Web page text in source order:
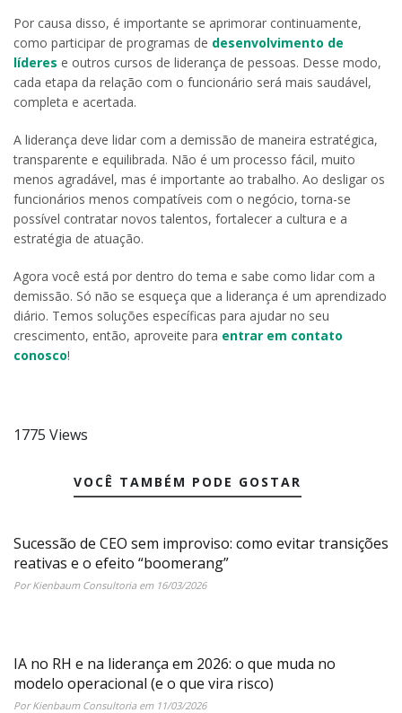
Por causa disso, é importante se aprimorar continuamente,
como participar de programas de desenvolvimento de
líderes e outros cursos de liderança de pessoas. Desse modo,
cada etapa da relação com o funcionário será mais saudável,
completa e acertada.
A liderança deve lidar com a demissão de maneira estratégica,
transparente e equilibrada. Não é um processo fácil, muito
menos agradável, mas é importante ao trabalho. Ao desligar os
funcionários menos compatíveis com o negócio, torna-se
possível contratar novos talentos, fortalecer a cultura e a
estratégia de atuação.
Agora você está por dentro do tema e sabe como lidar com a
demissão. Só não se esqueça que a liderança é um aprendizado
diário. Temos soluções específicas para ajudar no seu
crescimento, então, aproveite para entrar em contato
conosco!
1775 Views
VOCÊ TAMBÉM PODE GOSTAR
Sucessão de CEO sem improviso: como evitar transições
reativas e o efeito “boomerang”
Por Kienbaum Consultoria em 16/03/2026
IA no RH e na liderança em 2026: o que muda no
modelo operacional (e o que vira risco)
Por Kienbaum Consultoria em 11/03/2026